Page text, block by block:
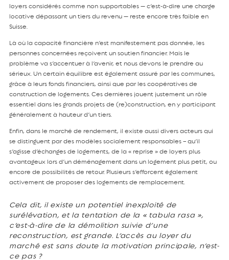
loyers considérés comme non supportables — c’est-à-dire une charge
locative dépassant un tiers du revenu — reste encore très faible en
Suisse.
Là où la capacité financière n’est manifestement pas donnée, les
personnes concernées reçoivent un soutien financier. Mais le
problème va s’accentuer à l’avenir, et nous devons le prendre au
sérieux. Un certain équilibre est également assuré par les communes,
grâce à leurs fonds financiers, ainsi que par les coopératives de
construction de logements. Ces dernières jouent justement un rôle
essentiel dans les grands projets de (re)construction, en y participant
généralement à hauteur d’un tiers.
Enfin, dans le marché de rendement, il existe aussi divers acteurs qui
se distinguent par des modèles socialement responsables – qu’il
s’agisse d’échanges de logements, de la « reprise » de loyers plus
avantageux lors d’un déménagement dans un logement plus petit, ou
encore de possibilités de retour. Plusieurs s’efforcent également
activement de proposer des logements de remplacement.
Cela dit, il existe un potentiel inexploité de
surélévation, et la tentation de la « tabula rasa »,
c’est-à-dire de la démolition suivie d’une
reconstruction, est grande. L’accès au loyer du
marché est sans doute la motivation principale, n’est-
ce pas ?